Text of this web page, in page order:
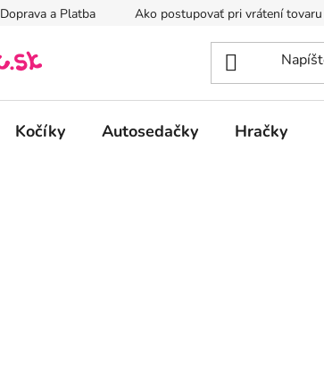
Doprava a Platba Ako postupovať pri vrátení tovaru
Kočíky Autosedačky Hračky